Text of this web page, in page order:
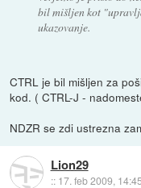
bil mišljen kot
ukazovanje.
CTRL je bil mišljen za
kod. ( CTRL-J -
NDZR se zdi ustrezna
Lion29
:: 17. feb 2009, 14:45